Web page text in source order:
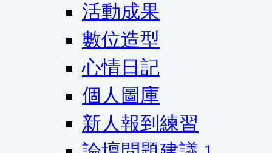
活動成果
數位造型
心情日記
個人圖庫
新人報到練習